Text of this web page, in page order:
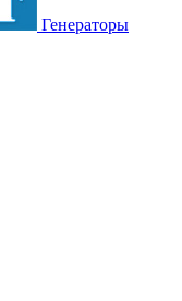
Генераторы